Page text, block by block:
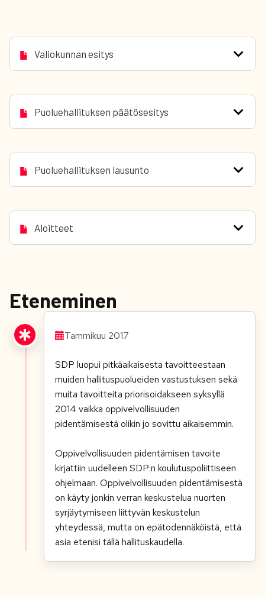
Valiokunnan esitys
Puoluehallituksen päätösesitys
Puoluehallituksen lausunto
Aloitteet
Eteneminen
Tammikuu 2017
SDP luopui pitkäaikaisesta tavoitteestaan
muiden hallituspuolueiden vastustuksen sekä
muita tavoitteita priorisoidakseen syksyllä
2014 vaikka oppivelvollisuuden
pidentämisestä olikin jo sovittu aikaisemmin.
Oppivelvollisuuden pidentämisen tavoite
kirjattiin uudelleen SDP:n koulutuspoliittiseen
ohjelmaan. Oppivelvollisuuden pidentämisestä
on käyty jonkin verran keskustelua nuorten
syrjäytymiseen liittyvän keskustelun
yhteydessä, mutta on epätodennäköistä, että
asia etenisi tällä hallituskaudella.